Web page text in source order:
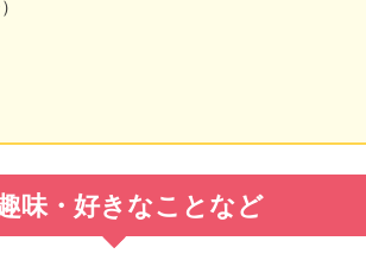
味・好きなことなど